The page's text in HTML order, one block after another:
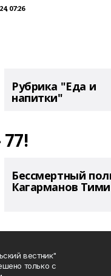
07:26
Рубрика "Еда и
напитки"
Бессмертный
Кагарманов
вестник"
только с